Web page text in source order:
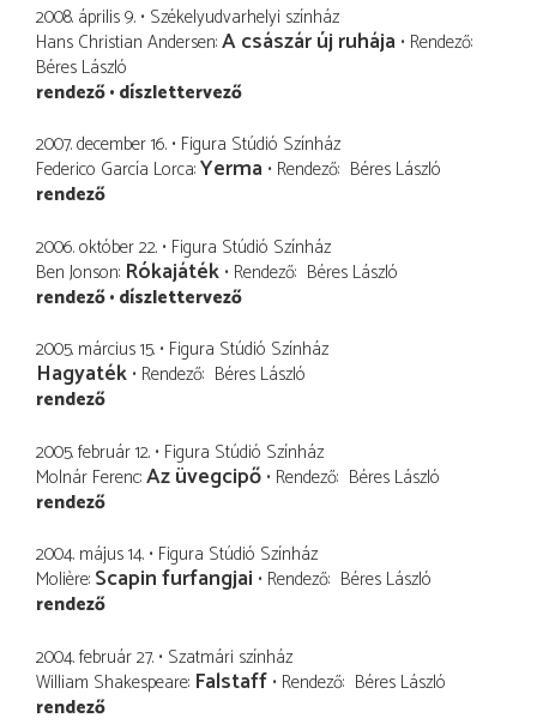
2008. április 9. Székelyudvarhelyi színház
Hans Christian Andersen A császár új ruhája Rendező
Béres László
rendező díszlettervező
2007. december 16. Figura Stúdió Színház
Federico García Lorca Yerma Rendező Béres László
rendező
2006. október 22. Figura Stúdió Színház
Ben Jonson Rókajáték Rendező Béres László
rendező díszlettervező
2005. március 15. Figura Stúdió Színház
Hagyaték Rendező Béres László
rendező
2005. február 12. Figura Stúdió Színház
Molnár Ferenc Az üvegcipő Rendező Béres László
rendező
2004. május 14. Figura Stúdió Színház
Molière Scapin furfangjai Rendező Béres László
rendező
2004. február 27. Szatmári színház
William Shakespeare Falstaff Rendező Béres László
rendező